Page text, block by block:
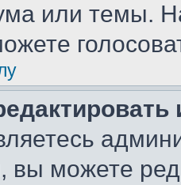
или темы.
можете